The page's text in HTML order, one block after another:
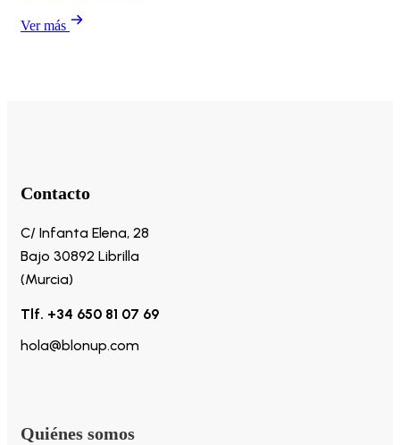
Ver más
Contacto
C/ Infanta Elena, 28
Bajo 30892 Librilla
(Murcia)
Tlf. +34 650 81 07 69
hola@blonup.com
Quiénes somos